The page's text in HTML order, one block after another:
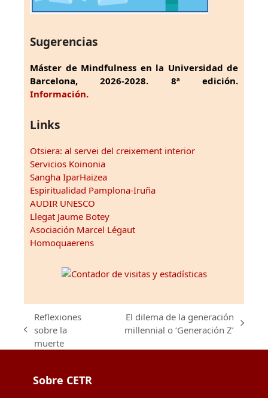
Sugerencias
Máster de Mindfulness en la Universidad de
Barcelona, 2026-2028. 8ª edición.
Información.
Links
Otsiera: al servei del creixement interior
Servicios Koinonia
Sangha IparHaizea
Espiritualidad Pamplona-Iruña
AUDIR UNESCO
Llegat Jaume Botey
Asociación Marcel Légaut
Homoquaerens
previous
post:
Reflexiones
sobre la
muerte
next
El dilema de la generación
millennial o ‘Generación Z’
Sobre CETR